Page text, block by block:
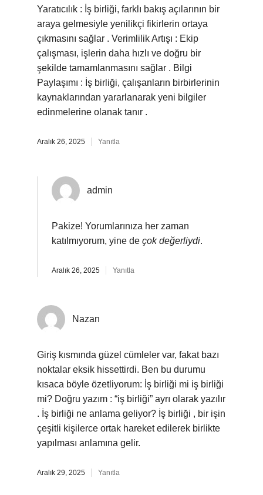
Yaratıcılık : İş birliği, farklı bakış açılarının bir
araya gelmesiyle yenilikçi fikirlerin ortaya
çıkmasını sağlar . Verimlilik Artışı : Ekip
çalışması, işlerin daha hızlı ve doğru bir
şekilde tamamlanmasını sağlar . Bilgi
Paylaşımı : İş birliği, çalışanların birbirlerinin
kaynaklarından yararlanarak yeni bilgiler
edinmelerine olanak tanır .
Aralık 26, 2025 Yanıtla
admin
Pakize! Yorumlarınıza her zaman
katılmıyorum, yine de çok değerliydi.
Aralık 26, 2025 Yanıtla
Nazan
Giriş kısmında güzel cümleler var, fakat bazı
noktalar eksik hissettirdi. Ben bu durumu
kısaca böyle özetliyorum: İş birliği mi iş birliği
mi? Doğru yazım : “iş birliği” ayrı olarak yazılır
. İş birliği ne anlama geliyor? İş birliği , bir işin
çeşitli kişilerce ortak hareket edilerek birlikte
yapılması anlamına gelir.
Aralık 29, 2025 Yanıtla